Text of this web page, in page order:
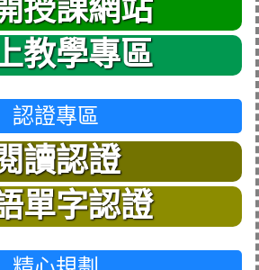
授課網站
教學專區
認證專區
讀認證
單字認證